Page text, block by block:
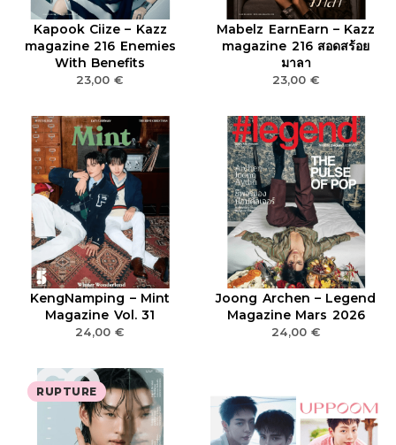
Kapook Ciize – Kazz
magazine 216 Enemies
With Benefits
23,00€
Mabelz EarnEarn – Kazz
magazine 216 สอดสร้อย
มาลา
23,00 €
KengNamping – Mint
Magazine Vol. 31
24,00€
Joong Archen – Legend
Magazine Mars 2026
24,00 €
RUPTURE